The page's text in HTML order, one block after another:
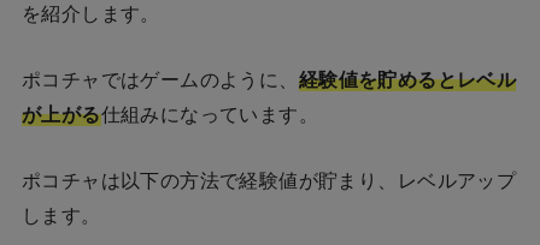
を紹介します。
ポコチャではゲームのように、 経験値を貯めるとレベル
が上がる仕組みになっています。
ポコチャは以下の方法で経験値が貯まり、レベルアップ
します。